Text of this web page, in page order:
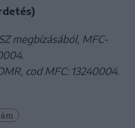
megbízásából, MFC-
cod MFC: 13240004.